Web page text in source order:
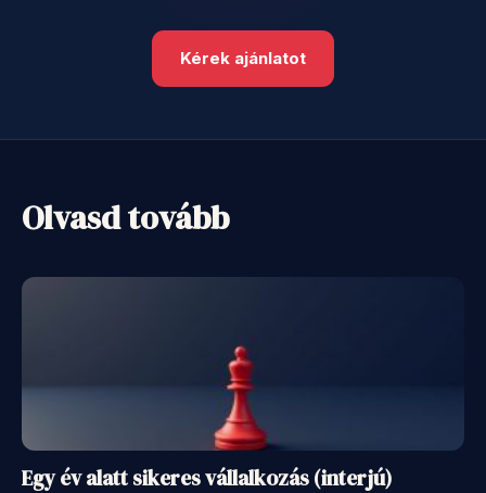
Kérek ajánlatot
Olvasd tovább
Egy év alatt sikeres vállalkozás (interjú)